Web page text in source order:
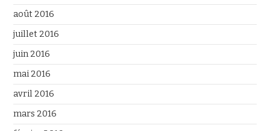
août 2016
juillet 2016
juin 2016
mai 2016
avril 2016
mars 2016